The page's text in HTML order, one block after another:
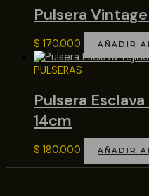
Pulsera
$ 170.000 AÑADIR
PULSERAS
Pulsera
14cm
$ 180.000 AÑADIR